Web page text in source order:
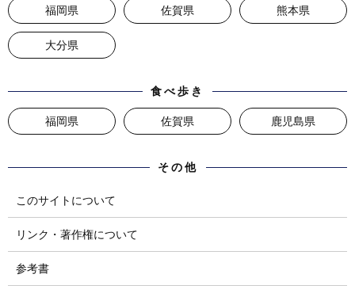
福岡県 佐賀県 熊本県
大分県
食べ歩き
福岡県 佐賀県 鹿児島県
その他
このサイトについて
リンク・著作権について
参考書